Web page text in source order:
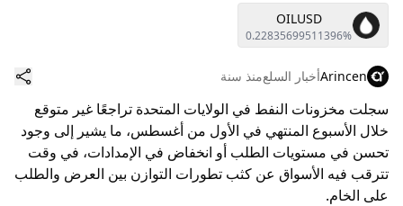
OILUSD
0.22835699511396%
Arincenأخبار السلعمنذ سنة
سجلت مخزونات النفط في الولايات المتحدة تراجعًا غير متوقع
خلال الأسبوع المنتهي في الأول من أغسطس، ما يشير إلى وجود
تحسن في مستويات الطلب أو انخفاض في الإمدادات، في وقت
تترقب فيه الأسواق عن كثب تطورات التوازن بين العرض والطلب
على الخام.